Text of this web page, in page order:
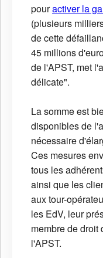
pouractiver la
(plusieurs
de cette
45 millions
de l'APST, met
délicate".
La somme est
disponibles de
nécessaire
Ces mesures
tous les
ainsi que les
aux tour-
les EdV, leur
membre de
l'APST.